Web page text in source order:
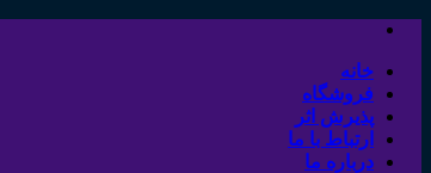
Skip
contentخانه
فروشگاه
پذیرش اثر
ارتباط با ما
درباره ما